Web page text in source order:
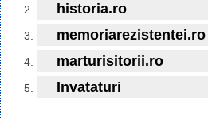
historia.ro
memoriarezistentei.ro
marturisitorii.ro
Invataturi